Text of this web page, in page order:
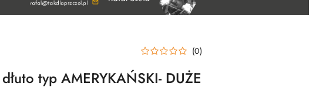
(0)
typ AMERYKAŃSKI- DUŻE